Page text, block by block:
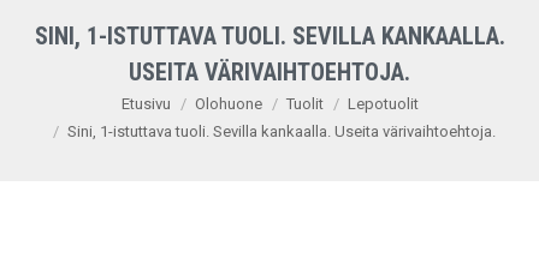
SINI, 1-ISTUTTAVA TUOLI. SEVILLA KANKAALLA.
USEITA VÄRIVAIHTOEHTOJA.
You are here:Etusivu Olohuone Tuolit
Lepotuolit
Sini, 1-istuttava tuoli. Sevilla kankaalla. Useita värivaihtoehtoja.